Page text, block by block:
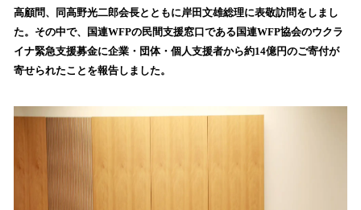
を
読
込
み
で
高顧問、同高野光二郎会長とともに岸田文雄総理に表敬訪問をしまし
た。その中で、国連WFPの民間支援窓口である国連WFP協会のウクラ
イナ緊急支援募金に企業・団体・個人支援者から約14億円のご寄付が
寄せられたことを報告しました。